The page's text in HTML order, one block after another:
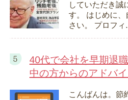
していただき誠
す。 はじめに
さい。 プロフィ
40代で会社を早期退
中の方からのアドバ
こんばんは。節